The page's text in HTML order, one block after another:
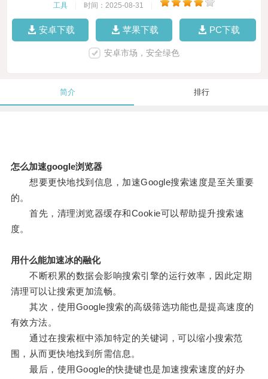
工具 时间：2025-08-31
安卓下载 苹果下载 PC下载
安卓市场，安全绿色
简介 排行
怎么加速google浏览器
想要更快地找到信息，加速Google搜索速度是至关重要
的。
首先，清理浏览器缓存和Cookie可以帮助提升搜索速
度。
用什么能加速冰的融化
不断积累的数据会影响搜索引擎的运行效率，因此定期
清理可以让搜索更加流畅。
其次，使用Google搜索的高级筛选功能也是提高速度的
有效方法。
通过在搜索框中添加特定的关键词，可以缩小搜索范
围，从而更快地找到所需信息。
最后，使用Google的快捷键也是加速搜索速度的好办